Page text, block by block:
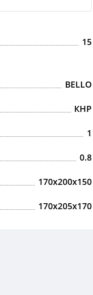
15
BELLO
КНР
1
0.8
170x200x150
170x205x170